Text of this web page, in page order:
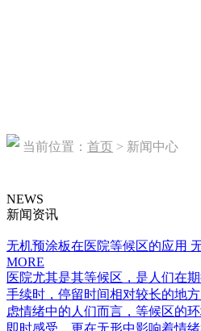
当前位置： 首页 > 新闻中心
NEWS
新闻资讯
无机预涂板在医院等候区的应用
MORE
医院尤其是其等候区，是人们在
手续时，停留时间相对较长的地
虑情绪中的人们而言，等候区的
即时感受，更在无形中影响着情